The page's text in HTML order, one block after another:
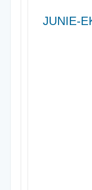
JUNIE-